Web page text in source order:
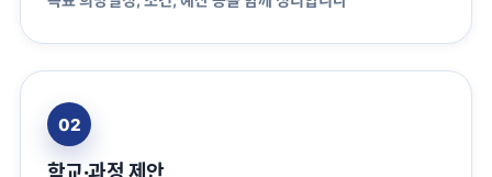
02